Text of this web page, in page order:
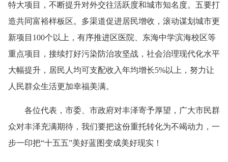
特大项目，不断提升对外交往活跃度和城市知名度。五要打
造共同富裕样板区。多渠道促进居民增收，滚动谋划城市更
新项目100个以上，有序推进区医院、东海中学滨海校区等
重点项目，接续打好污染防治攻坚战，社会治理现代化水平
大幅提升，居民人均可支配收入年均增长5%以上，努力让
人民群众生活更加幸福美满。
各位代表，市委、市政府对丰泽寄予厚望，广大市民群
众对丰泽充满期待，我们要把这份重托转化为不竭动力，一
步一印把“十五五”美好蓝图变成美好现实！